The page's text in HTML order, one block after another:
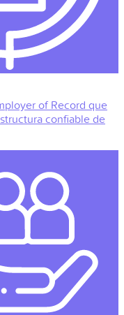
of Record que
confiable de